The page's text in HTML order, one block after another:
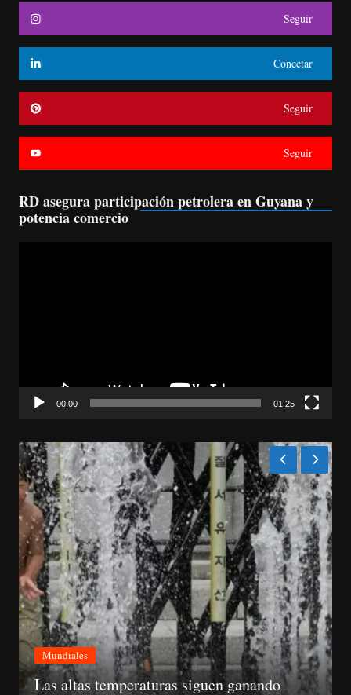
Seguir
Conectar
Seguir
Seguir
RD asegura participación petrolera en Guyana y
potencia comercio
00:00 01:25
Mundiales
Un portavoz de la OTAN dijo que el dron se
encontraba cerca de cuatro aeronaves de